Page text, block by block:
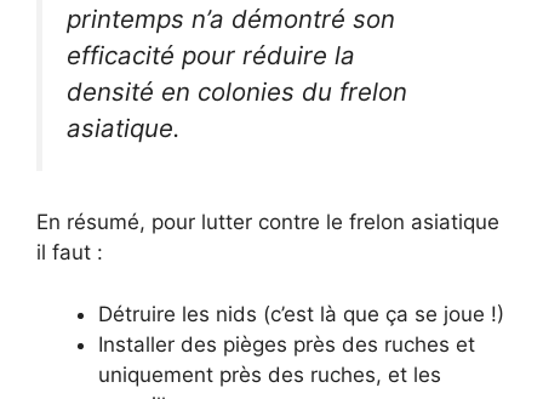
printemps n’a démontré son
efficacité pour réduire la
densité en colonies du frelon
asiatique.
En résumé, pour lutter contre le frelon asiatique
il faut :
Détruire les nids (c’est là que ça se joue !)
Installer des pièges près des ruches et
uniquement près des ruches, et les